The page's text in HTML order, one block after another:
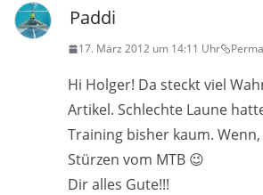
Paddi
17. März 2012 um 14:11 Uhr
Hi Holger! Da steckt viel
Artikel. Schlechte Laune
Training bisher kaum.
Stürzen vom MTB 😉
Dir alles Gute!!!